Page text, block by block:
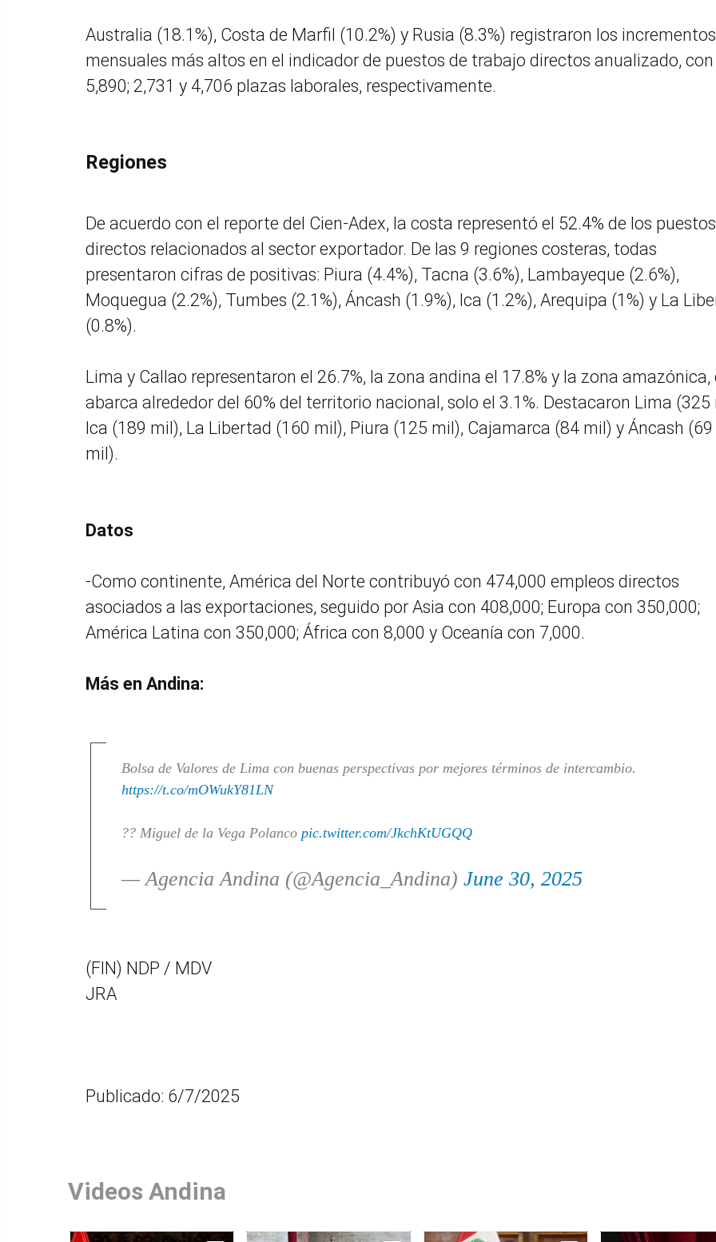
Australia (18.1%), Costa de Marfil (10.2%) y Rusia (8.3%) registraron los incrementos
mensuales más altos en el indicador de puestos de trabajo directos anualizado, con
5,890; 2,731 y 4,706 plazas laborales, respectivamente.
Regiones
De acuerdo con el reporte del Cien-Adex, la costa representó el 52.4% de los puestos
directos relacionados al sector exportador. De las 9 regiones costeras, todas
presentaron cifras de positivas: Piura (4.4%), Tacna (3.6%), Lambayeque (2.6%),
Moquegua (2.2%), Tumbes (2.1%), Áncash (1.9%), Ica (1.2%), Arequipa (1%) y La
(0.8%).
Lima y Callao representaron el 26.7%, la zona andina el 17.8% y la zona amazónica,
abarca alrededor del 60% del territorio nacional, solo el 3.1%. Destacaron Lima (325
Ica (189 mil), La Libertad (160 mil), Piura (125 mil), Cajamarca (84 mil) y Áncash (69
mil).
Datos
-Como continente, América del Norte contribuyó con 474,000 empleos directos
asociados a las exportaciones, seguido por Asia con 408,000; Europa con 350,000;
América Latina con 350,000; África con 8,000 y Oceanía con 7,000.
Más en Andina:
Bolsa de Valores de Lima con buenas perspectivas por mejores términos de intercambio.
https://t.co/mOWukY81LN
?? Miguel de la Vega Polanco pic.twitter.com/JkchKtUGQQ
— Agencia Andina (@Agencia_Andina) June 30, 2025
(FIN) NDP / MDV
JRA
Publicado: 6/7/2025
Videos Andina